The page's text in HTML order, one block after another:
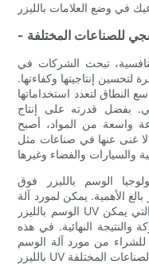
للصناعات المختلفة
تبحث الشركات في
إنتاجيتها وكفاءتها.
النطاق لتعدد استخداماتها
بفضل قدرته على إنتاج
واسعة من المواد، أصبح
لا غنى عنها في صناعات مثل
الوسم بالليزر فوق
الأهمية. يمكن لمورد آلة
الوسم بالليزر UV الموثوق به أن يقدم مجموعة من المزايا التي يمكن
والنتيجة النهائية. في هذه
للشراء من مورد آلة الوسم